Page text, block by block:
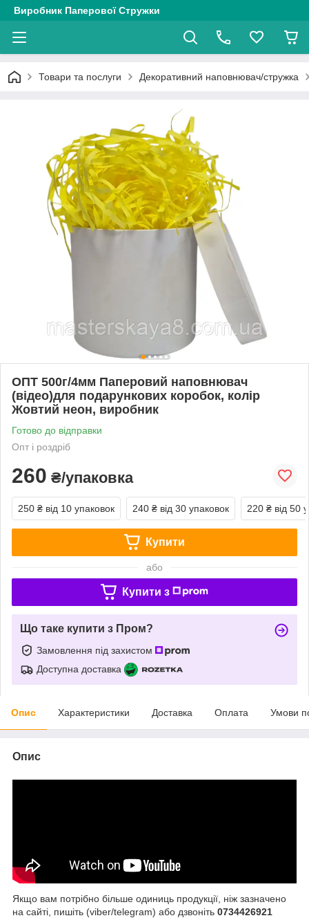
Виробник Паперової Стружки
Товари та послуги Декоративний наповнювач/стружка
ОПТ 500г/4мм Паперовий наповнювач
(відео)для подарункових коробок, колір
Жовтий неон, виробник
Готово до відправки
Опт і роздріб
260 ₴/упаковка
250 ₴ від 10 упаковок 240 ₴ від 30 упаковок 220 ₴ від 50
Купити
або
Купити з
Що таке купити з Пром?
Замовлення під захистом
Доступна доставка
Опис Характеристики Доставка Оплата Умови
Опис
Якщо вам потрібно більше одиниць продукції, ніж зазначено
на сайті, пишіть (viber/telegram) або дзвоніть 0734426921